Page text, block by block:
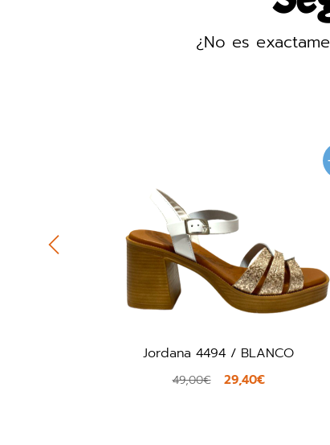
¿No es
Jordana 4494 / BLANCO
29,40€